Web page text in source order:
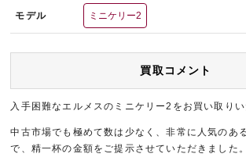
モデル ミニケリー2
買取コメント
入手困難なエルメスのミニケリー2をお買い取りい
中古市場でも極めて数は少なく、非常に人気のあ
で、精一杯の金額をご提示させていただきました。